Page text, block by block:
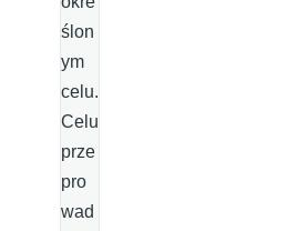
ślon
ym
celu.
Celu
prze
pro
wad